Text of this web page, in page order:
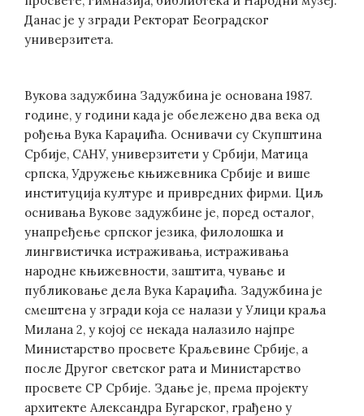
Данас је у згради Ректорат Београдског
универзитета.
Вукова задужбина Задужбина је основана 1987.
године, у години када је обележено два века од
рођења Вука Караџића. Оснивачи су Скупштина
Србије, САНУ, универзитети у Србији, Матица
српска, Удружење књижевника Србије и више
институција културе и привредних фирми. Циљ
оснивања Вукове задужбине је, поред осталог,
унапређење српског језика, филолошка и
лингвистичка истраживања, истраживања
народне књижевности, заштита, чување и
публиковање дела Вука Караџића. Задужбина је
смештена у згради која се налази у Улици краља
Милана 2, у којој се некада налазило најпре
Министарство просвете Краљевине Србије, а
после Другог светског рата и Министарство
просвете СР Србије. Здање је, према пројекту
архитекте Александра Бугарског, грађено у